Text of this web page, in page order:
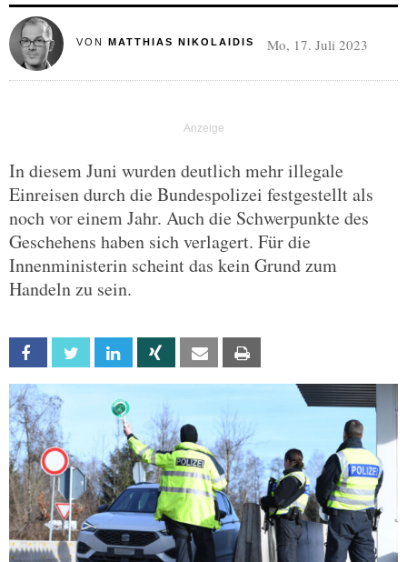
VON MATTHIAS NIKOLAIDIS Mo, 17. Juli 2023
In diesem Juni wurden deutlich mehr illegale
Einreisen durch die Bundespolizei festgestellt als
noch vor einem Jahr. Auch die Schwerpunkte des
Geschehens haben sich verlagert. Für die
Innenministerin scheint das kein Grund zum
Handeln zu sein.
Facebook Twitter Linkedin Xing Email